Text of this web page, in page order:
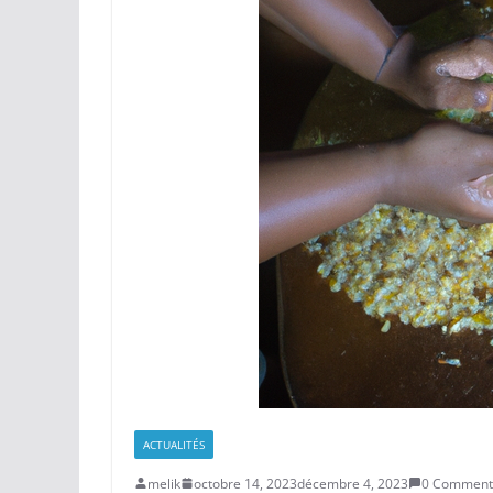
ACTUALITÉS
melik octobre 14, 2023décembre 4, 2023 0